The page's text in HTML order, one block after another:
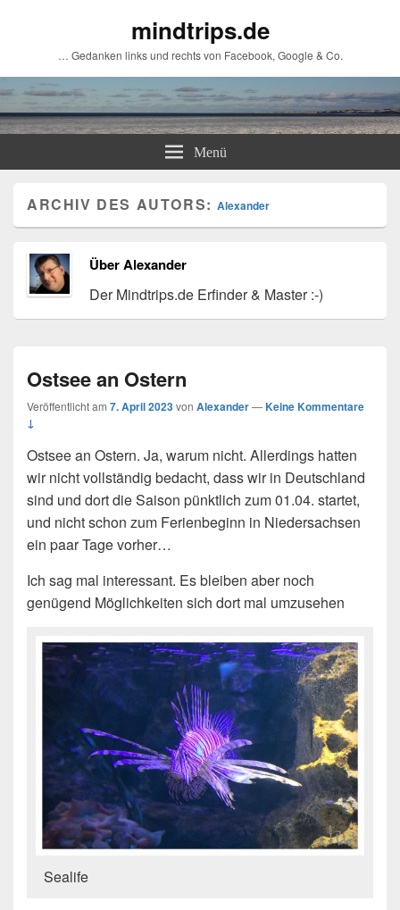
mindtrips.de
… Gedanken links und rechts von Facebook, Google & Co.
Menü
ARCHIV DES AUTORS:Alexander
Über Alexander
Der Mindtrips.de Erfinder & Master :-)
Ostsee an Ostern
Veröffentlicht am 7. April 2023von Alexander—Keine Kommentare
↓
Ostsee an Ostern. Ja, warum nicht. Allerdings hatten
wir nicht vollständig bedacht, dass wir in Deutschland
sind und dort die Saison pünktlich zum 01.04. startet,
und nicht schon zum Ferienbeginn in Niedersachsen
ein paar Tage vorher…
Ich sag mal interessant. Es bleiben aber noch
genügend Möglichkeiten sich dort mal umzusehen
Sealife